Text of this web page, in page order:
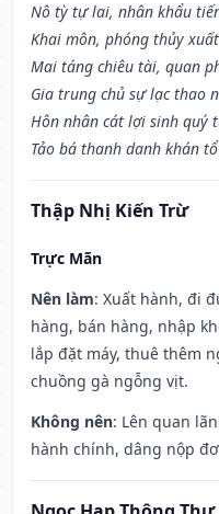
Nô tỳ tự lai, nhân khẩu
Khai môn, phóng thủy
Mai táng chiêu tài, quan
Gia trung chủ sự lạc thao
Hôn nhân cát lợi sinh quý
Tảo bá thanh danh khán
Thập Nhị Kiến Trừ
Trực Mãn
Nên làm: Xuất hành, đi
hàng, bán hàng, nhập
lắp đặt máy, thuê thêm
chuồng gà ngỗng vịt.
Không nên: Lên quan
hành chính, dâng nộp